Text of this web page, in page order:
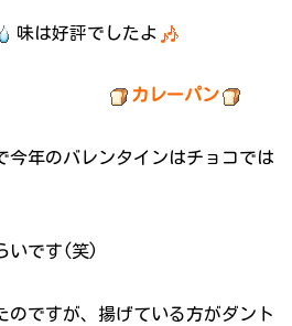
味は好評でしたよ
カレーパン
今年のバレンタインはチョコでは
いです(笑)
のですが、揚げている方がダント